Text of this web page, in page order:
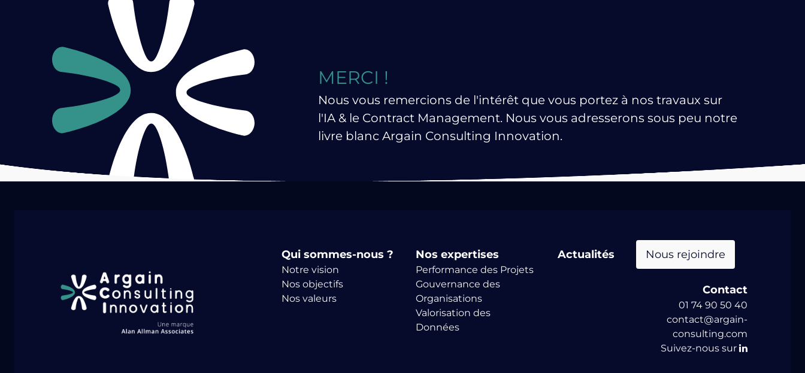
MERCI !
Nous vous remercions de l'intérêt que vous portez à nos travaux sur
l'IA & le Contract Management. Nous vous adresserons sous peu notre
livre blanc Argain Consulting Innovation.
Qui sommes-nous ?
Notre vision
Nos objectifs
Nos valeurs
Nos expertises
Performance des Projets
Gouvernance des
Organisations
Valorisation des
Données
Contact
01 74 90 50 40
contact@argain-
consulting.com
Suivez-nous sur
Actualités Nous rejoindre